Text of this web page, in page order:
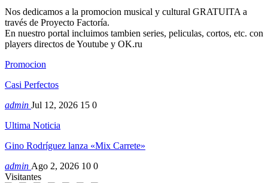
Nos dedicamos a la promocion musical y cultural GRATUITA a
través de Proyecto Factoría.
En nuestro portal incluimos tambien series, peliculas, cortos, etc. con
players directos de Youtube y OK.ru
Promocion
Casi Perfectos
admin Jul 12, 2026 15 0
Ultima Noticia
Gino Rodríguez lanza «Mix Carrete»
admin Ago 2, 2026 10 0
Visitantes